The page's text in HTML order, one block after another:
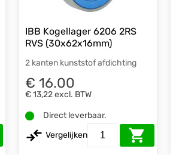
IBB Kogellager 6206 2RS
RVS (30x62x16mm)
2 kanten kunststof afdichting
€ 16.00
€ 13,22excl. BTW
Direct leverbaar.
Vergelijken